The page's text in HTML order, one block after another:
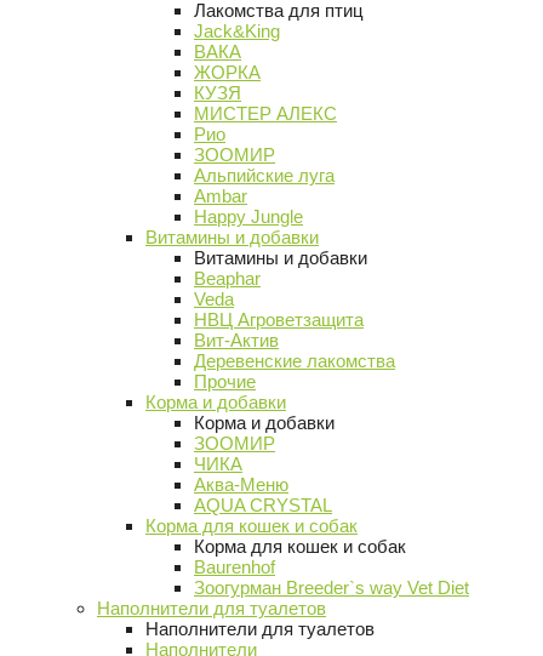
Лакомства для птиц
Jack&King
ВАКА
ЖОРКА
КУЗЯ
МИСТЕР АЛЕКС
Рио
ЗООМИР
Альпийские луга
Ambar
Happy Jungle
Витамины и добавки
Витамины и добавки
Beaphar
Veda
НВЦ Агроветзащита
Вит-Актив
Деревенские лакомства
Прочие
Корма и добавки
Корма и добавки
ЗООМИР
ЧИКА
Аква-Меню
AQUA CRYSTAL
Корма для кошек и собак
Корма для кошек и собак
Baurenhof
Зоогурман Breeder`s way Vet Diet
Наполнители для туалетов
Наполнители для туалетов
Наполнители